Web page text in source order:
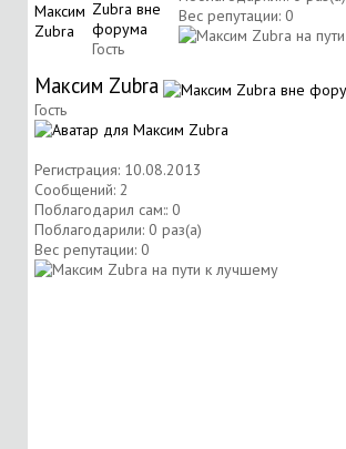
Гость
Вес репутации: 0
Максим Zubra
Гость
Регистрация: 10.08.2013
Сообщений: 2
Поблагодарил сам:: 0
Поблагодарили: 0 раз(а)
Вес репутации: 0